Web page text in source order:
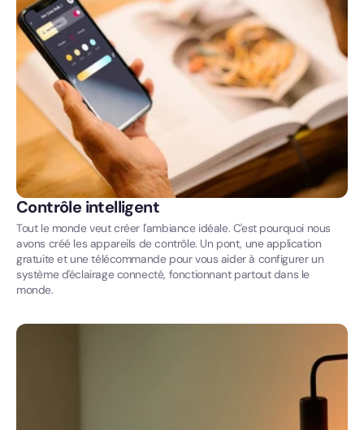
Contrôle intelligent
Tout le monde veut créer l'ambiance idéale. C'est pourquoi nous
avons créé les appareils de contrôle. Un pont, une application
gratuite et une télécommande pour vous aider à configurer un
système d'éclairage connecté, fonctionnant partout dans le
monde.